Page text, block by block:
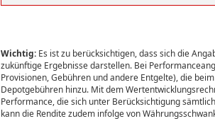
Wichtig: Es ist zu berücksichtigen, dass sich die
zukünftige Ergebnisse darstellen. Bei
Provisionen, Gebühren und andere Entgelte), die
Depotgebühren hinzu. Mit dem
Performance, die sich unter Berücksichtigung
kann die Rendite zudem infolge von